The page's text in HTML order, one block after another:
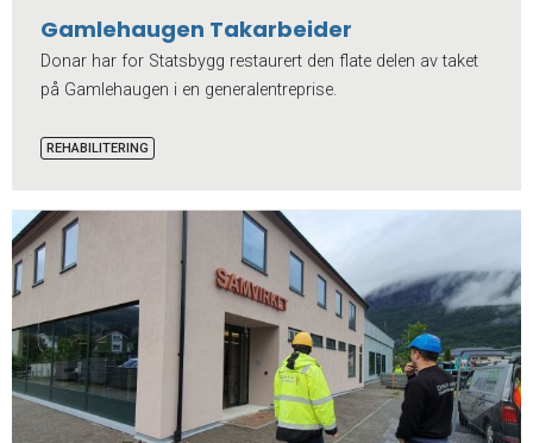
Gamlehaugen Takarbeider
Donar har for Statsbygg restaurert den flate delen av taket
på Gamlehaugen i en generalentreprise.
REHABILITERING